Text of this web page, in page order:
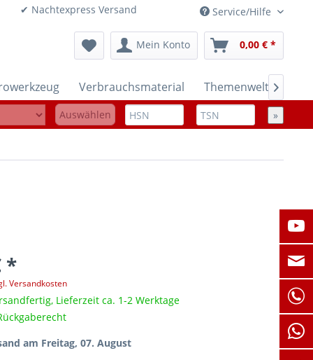
✔ Nachtexpress Versand Service/Hilfe
Mein Konto 0,00 € *
Verbrauchsmaterial Themenwelten

Auswählen »
*
Versandkosten
Lieferzeit ca. 1-2 Werktage
am Freitag, 07. August